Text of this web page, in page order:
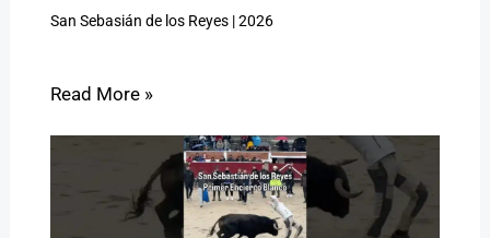
San Sebasián de los Reyes|2026
Read More »